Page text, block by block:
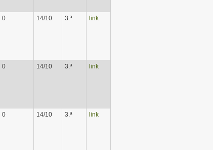
0 14/10 3.ª link
0 14/10 3.ª link
0 14/10 3.ª link